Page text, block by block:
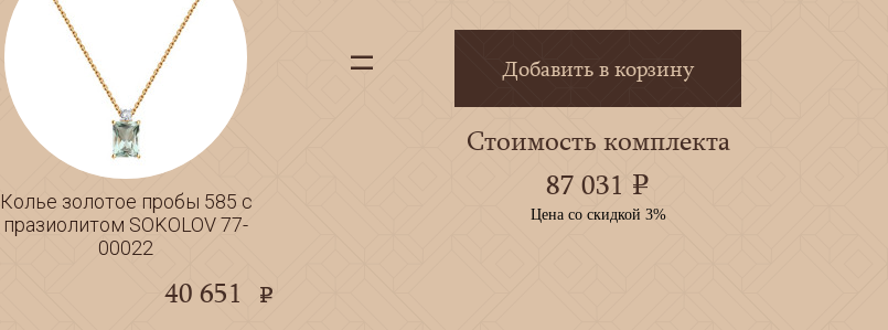
Колье золотое пробы 585 с
празиолитом SOKOLOV 77-
00022
40 651 e
Добавить в корзину
Стоимость комплекта
87 031 e
Цена со скидкой 3%